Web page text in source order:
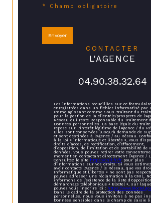
* Champ obligatoire
Envoyer
CONTACTER
L'AGENCE
04.90.38.32.64
Les informations recueillies sur ce
enregistrées dans un fichier informatisé par
Immo agissant comme Sous-traitant du
pour la gestion de la clientèle/prospects de
Réseau qui reste Responsable du Traitement
Données personnelles. La base légale du
repose sur l'intérêt légitime de l'Agence / du
Elles sont conservées jusqu'à demande de
et sont destinées à l'Agence / au Réseau.
à la loi « informatique et libertés », vous
droits d’accès, de rectification, d’effacement,
d’opposition, de limitation et de portabilité de
données. Vous pouvez retirer votre
moment en contactant directement l’Agence /
Consultez le site https://cnil.fr/fr pour plus
d’informations sur vos droits. Si vous
avoir contacté l'Agence / le Réseau, que vos
Informatique et Libertés » ne sont pas
pouvez adresser une réclamation à la CNIL.
informons de l’existence de la liste
démarchage téléphonique « Bloctel », sur
pouvez vous inscrire ici : https://
Dans le cadre de la protection des Données
personnelles, nous vous invitons à ne pas
Données sensibles dans le champ de saisie